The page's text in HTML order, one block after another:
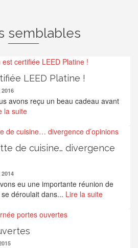
semblables
LEED Platine !
2016
avons reçu un beau cadeau avant
la suite
de cuisine… divergence
2014
eu une importante réunion de
déroulait dans... Lire la suite